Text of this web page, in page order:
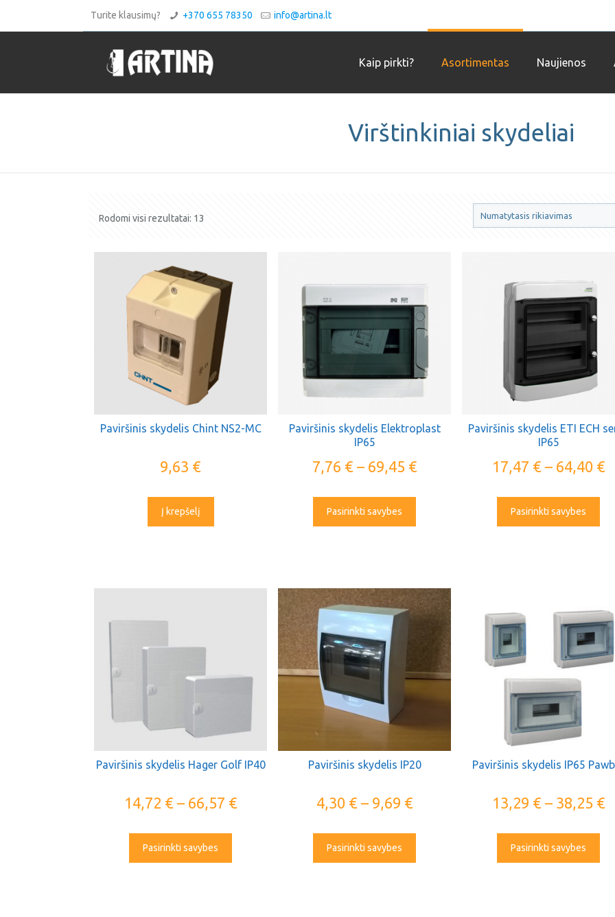
Turite klausimų? +370 655 78350 info@artina.lt
Kaip pirkti? Asortimentas Naujienos
Virštinkiniai skydeliai
Rodomi visi rezultatai: 13
Paviršinis skydelis Chint NS2-MC
9,63 €
Į krepšelį
Paviršinis skydelis Elektroplast
IP65
7,76 € – 69,45 €
Pasirinkti savybes
Paviršinis skydelis ETI ECH
IP65
17,47 € – 64,40 €
Pasirinkti savybes
Paviršinis skydelis Hager Golf IP40
14,72 € – 66,57 €
Pasirinkti savybes
Paviršinis skydelis IP20
4,30 € – 9,69 €
Pasirinkti savybes
Paviršinis skydelis IP65
13,29 € – 38,25 €
Pasirinkti savybes